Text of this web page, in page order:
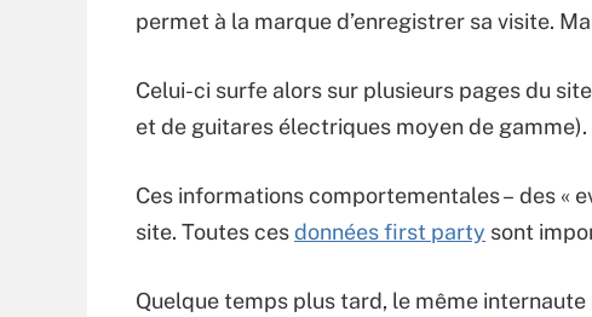
permet à la marque d’enregistrer sa visite.
Celui-ci surfe alors sur plusieurs pages du
et de guitares électriques moyen de gamme).
Ces informations comportementales – des «
site. Toutes cesdonnées first party sont
Quelque temps plus tard, le même